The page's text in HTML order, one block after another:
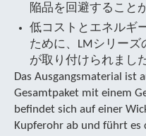
陥品を回避すること
低コストとエネルギ
ために、LMシリーズ
が取り付けられまし
Das Ausgangsmaterial ist
Gesamtpaket mit einem
befindet sich auf einer
Kupferohr ab und führt es